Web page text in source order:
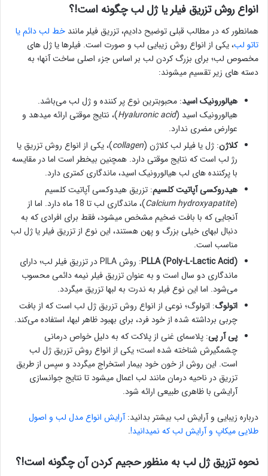
انواع روش تزریق فیلر یا ژل لب چگونه است!؟
همانطور که در مطالب قبلی توضیح دادیم، تزریق فیلر مانند خط لب دائم یا
تاتو لب، یکی از انواع روش زیبایی لب و صورت است. فیلرها یا ژل های
مخصوص لب؛ برای بزرگ کردن لب بر اساس جزء اصلی ساخت آنها؛ به
دسته های زیر تقسیم میشوند:
هیالورونیک اسید: محبوبترین نوع پر کننده و ژل لب می‌باشد.
هیالورونیک اسید (Hyaluronic acid)، نتایج موقتی ارائه میدهد و
عوارض مضری ندارد.
کلاژن: ژل یا فیلر لب کلاژن (collagen)، یکی از انواع روش تزریق یا
رژ لب است که نتایج موقتی دارد. همچنین بیخطر است اما در مقایسه
با پرکننده های لب هیالورونیک اسید، ماندگاری کمتری دارد.
هیدروکسی آپاتیت کلسیم: تزریق هیدوکسی آپاتیت کلسیم
(
Calcium hydroxyapatite
)، ماندگاری لب تا 18 ماه دارد. اما از
آنجایی که با بافت ضخیم مشخص میشود، فقط برای افرادی که به
دنبال لبهای خیلی بزرگ و پهن هستند، این نوع از تزریق فیلر یا ژل لب
مناسب است.
(Poly-L-Lactic Acid) PLLA
: روش PILA در تزریق فیلر لب؛ دارای
ماندگاری دو سال است و به عنوان تزریق فیلر نیمه دائمی محسوب
می‌شود. اما این نوع فیلر به ندرت به لبها تزریق میگردد.
اتولوگ: اتولوگ؛ نوعی از انواع روش تزریق ژل لب است که از بافت
چربی برداشته شده از خود فرد، برای بهبود ظاهر لبها، استفاده می‌کند.
پی آر پی: پلاسمای غنی از پلاکت که به دلیل خواص درمانی
چشمگیرش شناخته شده است؛ یکی از انواع روش تزریق ژل لب
است. این روش از خون خود بیمار استخراج میگردد و سپس از طریق
تزریق در ناحیه درمان مانند لب اعمال میشود تا نتایج جوانسازی
آرایشی با ظاهری طبیعی ارائه شود.
درباره زیبایی و آرایش لب بیشتر بدانید:آرایش انواع مدل لب و اصول
طلایی میکاپ و آرایش لب که نمیدانید!.
نحوه تزریق ژل لب به منظور حجیم کردن آن چگونه است!؟